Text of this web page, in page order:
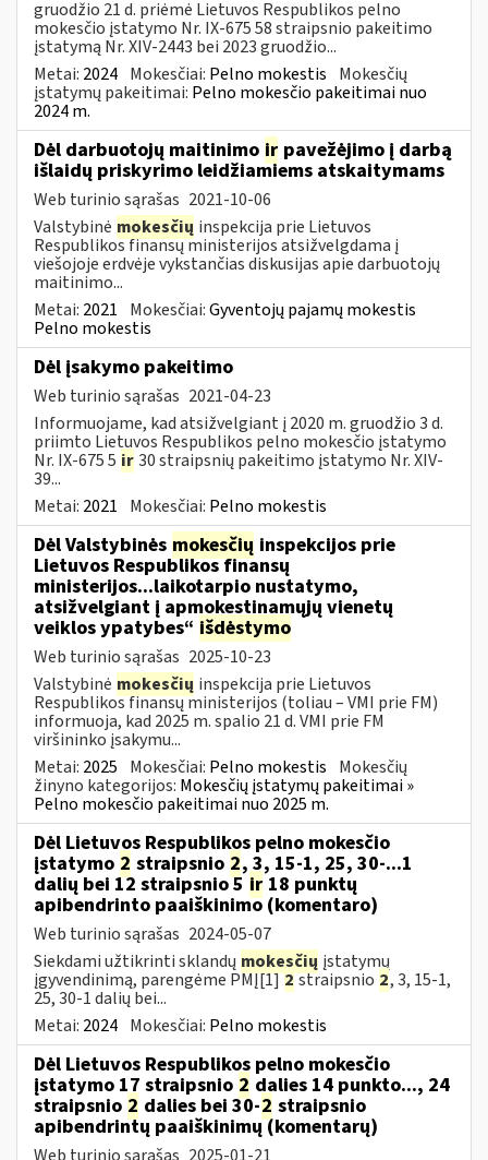
gruodžio 21 d. priėmė Lietuvos Respublikos pelno
mokesčio įstatymo Nr. IX-675 58 straipsnio pakeitimo
įstatymą Nr. XIV-2443 bei 2023 gruodžio...
Metai: 2024 Mokesčiai: Pelno mokestis Mokesčių
įstatymų pakeitimai: Pelno mokesčio pakeitimai nuo
2024 m.
Dėl darbuotojų maitinimo ir pavežėjimo į darbą
išlaidų priskyrimo leidžiamiems atskaitymams
Web turinio sąrašas 2021-10-06
Valstybinė mokesčių inspekcija prie Lietuvos
Respublikos finansų ministerijos atsižvelgdama į
viešojoje erdvėje vykstančias diskusijas apie darbuotojų
maitinimo...
Metai: 2021 Mokesčiai:Gyventojų pajamų mokestis
Pelno mokestis
Dėl įsakymo pakeitimo
Web turinio sąrašas 2021-04-23
Informuojame, kad atsižvelgiant į 2020 m. gruodžio 3 d.
priimto Lietuvos Respublikos pelno mokesčio įstatymo
Nr. IX-675 5 ir30 straipsnių pakeitimo įstatymo Nr. XIV-
39...
Metai: 2021 Mokesčiai: Pelno mokestis
Dėl Valstybinės mokesčių inspekcijos prie
Lietuvos Respublikos finansų
ministerijos...laikotarpio nustatymo,
atsižvelgiant į apmokestinamųjų vienetų
veiklos ypatybes“ išdėstymo
Web turinio sąrašas 2025-10-23
Valstybinė mokesčių inspekcija prie Lietuvos
Respublikos finansų ministerijos (toliau – VMI prie FM)
informuoja, kad 2025 m. spalio 21 d. VMI prie FM
viršininko įsakymu...
Metai: 2025 Mokesčiai: Pelno mokestis Mokesčių
žinyno kategorijos: Mokesčių įstatymų pakeitimai »
Pelno mokesčio pakeitimai nuo 2025 m.
Dėl Lietuvos Respublikos pelno mokesčio
įstatymo 2 straipsnio 2, 3, 15-1, 25, 30-...1
dalių bei 12 straipsnio 5 ir 18 punktų
apibendrinto paaiškinimo (komentaro)
Web turinio sąrašas 2024-05-07
Siekdami užtikrinti sklandų mokesčių įstatymų
įgyvendinimą, parengėme PMĮ[1]2straipsnio 2, 3, 15-1,
25, 30-1 dalių bei...
Metai: 2024 Mokesčiai: Pelno mokestis
Dėl Lietuvos Respublikos pelno mokesčio
įstatymo 17 straipsnio 2 dalies 14 punkto..., 24
straipsnio 2 dalies bei 30-2 straipsnio
apibendrintų paaiškinimų (komentarų)
Web turinio sąrašas 2025-01-21